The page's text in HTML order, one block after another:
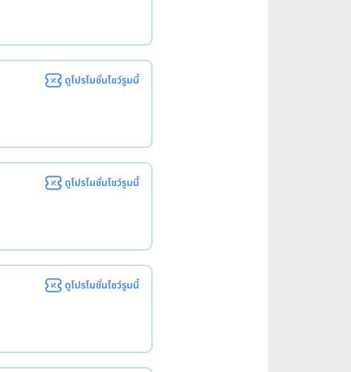
ดูโปรโมชั่นโชว์รูมนี้
ดูโปรโมชั่นโชว์รูมนี้
ดูโปรโมชั่นโชว์รูมนี้